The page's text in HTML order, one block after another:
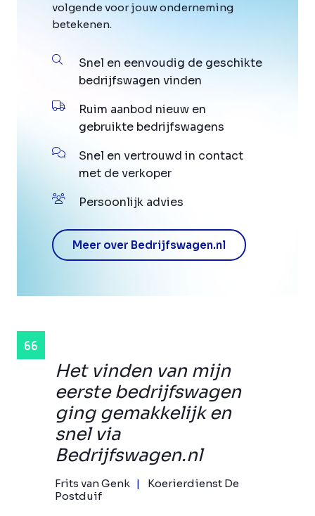
Het vinden van mijn
eerste bedrijfswagen
ging gemakkelijk en
snel via
Bedrijfswagen.nl
Frits van Genk
Koerierdienst De
Postduif
volgende voor jouw onderneming
betekenen.
Snel en eenvoudig de geschikte
bedrijfswagen vinden
Ruim aanbod nieuw en
gebruikte bedrijfswagens
Snel en vertrouwd in contact
met de verkoper
Persoonlijk advies
Meer over Bedrijfswagen.nl